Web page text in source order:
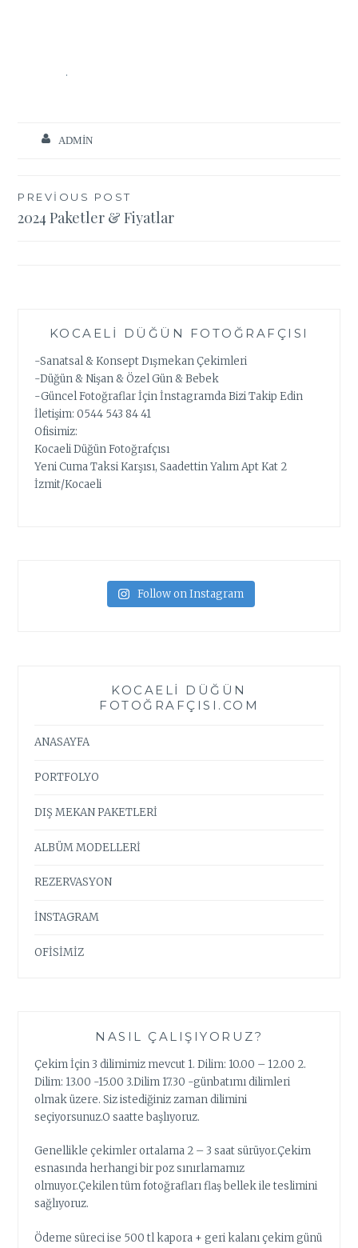
ADMIN
Yazı
gezinmesi
PREVIOUS POST
2024 Paketler & Fiyatlar
KOCAELI DÜĞÜN FOTOĞRAFÇISI
-Sanatsal & Konsept Dışmekan Çekimleri
-Düğün & Nişan & Özel Gün & Bebek
-Güncel Fotoğraflar İçin İnstagramda Bizi Takip Edin
İletişim: 0544 543 84 41
Ofisimiz:
Kocaeli Düğün Fotoğrafçısı
Yeni Cuma Taksi Karşısı, Saadettin Yalım Apt Kat 2
İzmit/Kocaeli
Follow on Instagram
KOCAELI DÜĞÜN
FOTOĞRAFÇISI.COM
ANASAYFA
PORTFOLYO
DIŞ MEKAN PAKETLERİ
ALBÜM MODELLERİ
REZERVASYON
İNSTAGRAM
OFİSİMİZ
NASIL ÇALIŞIYORUZ?
Çekim İçin 3 dilimimiz mevcut 1. Dilim: 10.00 – 12.00 2.
Dilim: 13.00 -15.00 3.Dilim 17.30 -günbatımı dilimleri
olmak üzere. Siz istediğiniz zaman dilimini
seçiyorsunuz.O saatte başlıyoruz.
Genellikle çekimler ortalama 2 – 3 saat sürüyor.Çekim
esnasında herhangi bir poz sınırlamamız
olmuyor.Çekilen tüm fotoğrafları flaş bellek ile teslimini
sağlıyoruz.
Ödeme süreci ise 500 tl kapora + geri kalanı çekim günü